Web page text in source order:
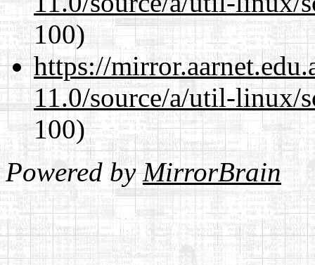
100)
https://
11.0/source/a/util-linux/
100)
Powered byMirrorBrain